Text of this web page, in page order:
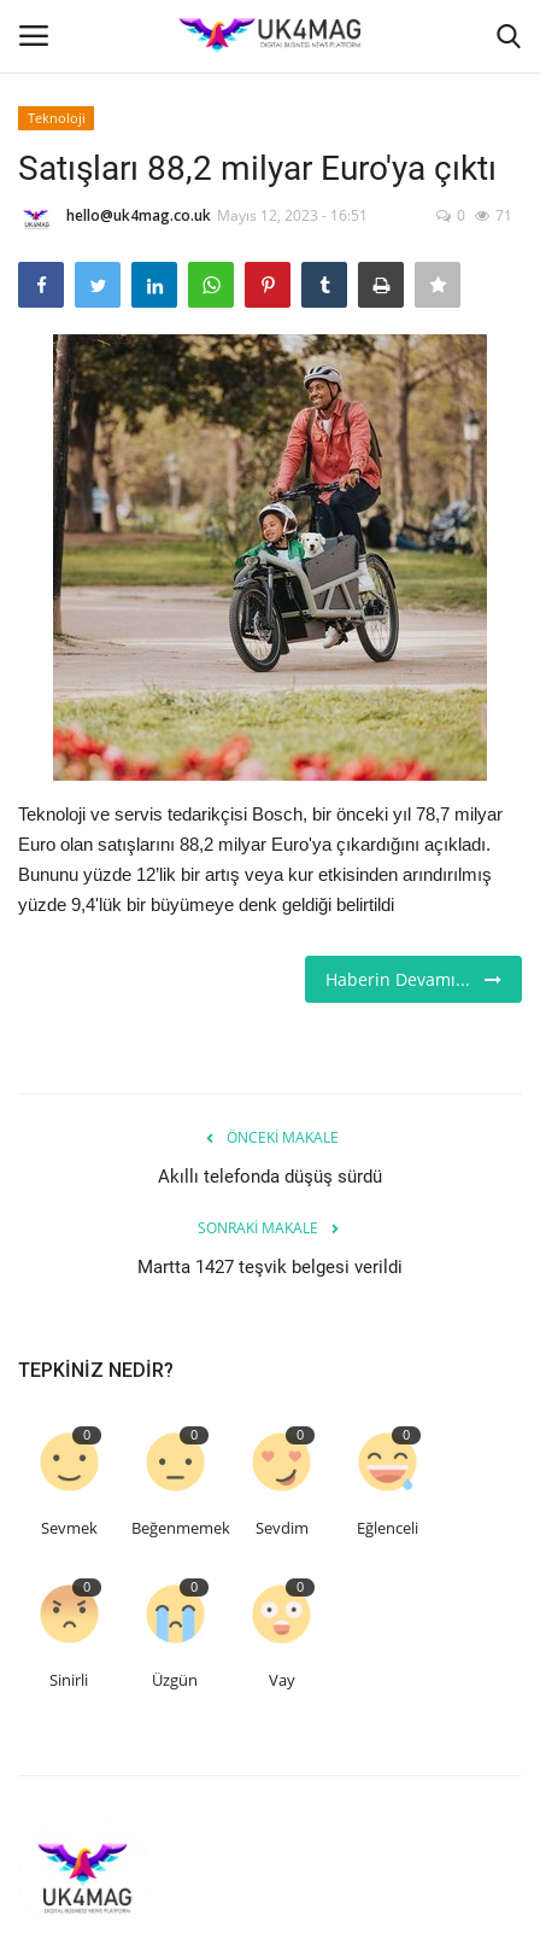
Ana Sayfa
İş Platformu
TVNET
TOPLUM
İş İlanları
Seri İlanlar
Londra
İngiltere
Videolar
İş & Ekonomi
Pazaryeri
Kültür - Sanat
İletişim
Dilim
English Turkish
Teknoloji
Satışları 88,2 milyar Euro'ya çıktı
hello@uk4mag.co.uk Mayıs 12, 2023 - 16:51 0 71
Teknoloji ve servis tedarikçisi Bosch, bir önceki yıl 78,7 milyar
Euro olan satışlarını 88,2 milyar Euro'ya çıkardığını açıkladı.
Bununu yüzde 12’lik bir artış veya kur etkisinden arındırılmış
yüzde 9,4'lük bir büyümeye denk geldiği belirtildi
Haberin Devamı...
ÖNCEKI MAKALE
Akıllı telefonda düşüş sürdü
SONRAKI MAKALE
Martta 1427 teşvik belgesi verildi
TEPKINIZ NEDIR?
0
Sevmek
0
Beğenmemek
0
Sevdim
0
Eğlenceli
0
Sinirli
0
Üzgün
0
Vay